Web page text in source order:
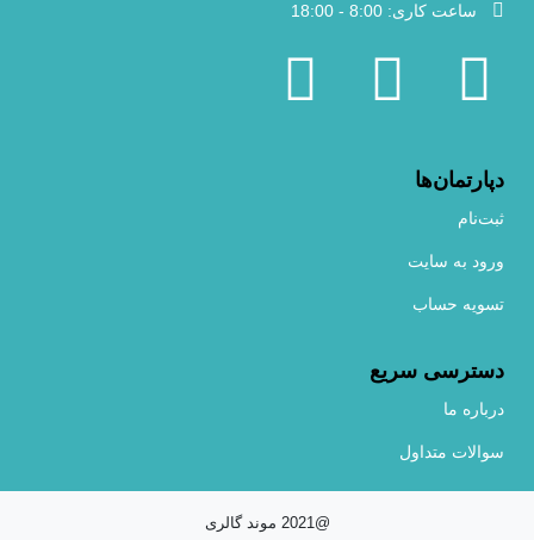
ساعت کاری: 8:00 - 18:00
دپارتمان‌ها
ثبت‌نام
ورود به سایت
تسویه حساب
دسترسی سریع
درباره ما
سوالات متداول
@2021 موند گالری